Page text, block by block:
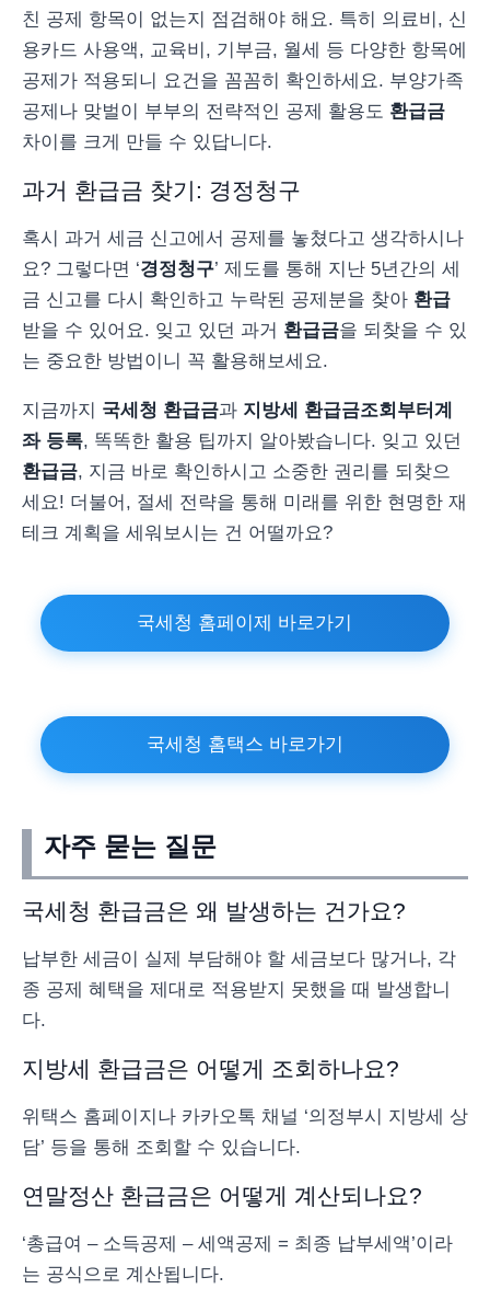
친 공제 항목이 없는지 점검해야 해요. 특히 의료비, 신
용카드 사용액, 교육비, 기부금, 월세 등 다양한 항목에
공제가 적용되니 요건을 꼼꼼히 확인하세요. 부양가족
공제나 맞벌이 부부의 전략적인 공제 활용도 환급금
차이를 크게 만들 수 있답니다.
과거 환급금 찾기: 경정청구
혹시 과거 세금 신고에서 공제를 놓쳤다고 생각하시나
요? 그렇다면 ‘경정청구’ 제도를 통해 지난 5년간의 세
금 신고를 다시 확인하고 누락된 공제분을 찾아 환급
받을 수 있어요. 잊고 있던 과거 환급금을 되찾을 수 있
는 중요한 방법이니 꼭 활용해보세요.
지금까지 국세청 환급금과 지방세 환급금조회부터 계
좌 등록, 똑똑한 활용 팁까지 알아봤습니다. 잊고 있던
환급금, 지금 바로 확인하시고 소중한 권리를 되찾으
세요! 더불어, 절세 전략을 통해 미래를 위한 현명한 재
테크 계획을 세워보시는 건 어떨까요?
국세청 홈페이제 바로가기
국세청 홈택스 바로가기
자주 묻는 질문
국세청 환급금은 왜 발생하는 건가요?
납부한 세금이 실제 부담해야 할 세금보다 많거나, 각
종 공제 혜택을 제대로 적용받지 못했을 때 발생합니
다.
지방세 환급금은 어떻게 조회하나요?
위택스 홈페이지나 카카오톡 채널 ‘의정부시 지방세 상
담’ 등을 통해 조회할 수 있습니다.
연말정산 환급금은 어떻게 계산되나요?
‘총급여 – 소득공제 – 세액공제 = 최종 납부세액’이라
는 공식으로 계산됩니다.